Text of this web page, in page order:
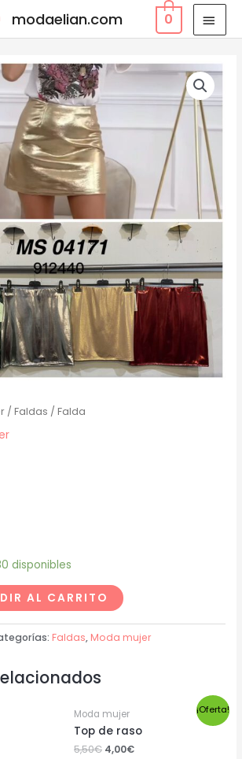
modaelian.com 0
/Faldas / Falda
disponibles
AL CARRITO
Faldas, Moda mujer
¡Oferta!
Moda mujer
Top de raso
5,50€ 4,00€